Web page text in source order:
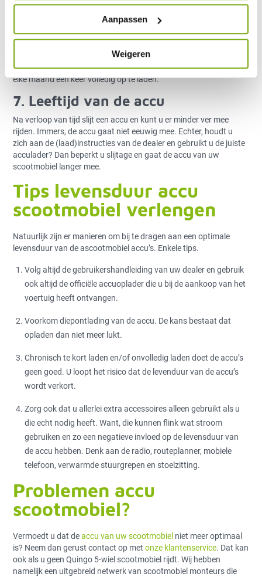
Aanpassen
Weigeren
lopen, is geen goed idee. Het kan zelfs funest zijn. De kans
bestaat namelijk dat de accu niet meer oplaadt en u genoodzaakt
bent een nieuwe accu te kopen! Rijdt u in een bepaalde periode
geen scootmobiel? Het advies is dan om de accu volledig te laden
en deze vervolgens los te koppelen. Daarnaast is het noodzakelijk
om – in de periode dat u de scootmobiel niet gebruikt – de accu
elke maand een keer volledig op te laden.
7. Leeftijd van de accu
Na verloop van tijd slijt een accu en kunt u er minder ver mee
rijden. Immers, de accu gaat niet eeuwig mee. Echter, houdt u
zich aan de (laad)instructies van de dealer en gebruikt u de juiste
acculader? Dan beperkt u slijtage en gaat de accu van uw
scootmobiel langer mee.
Tips levensduur accu
scootmobiel verlengen
Natuurlijk zijn er manieren om bij te dragen aan een optimale
levensduur van de ascootmobiel accu’s. Enkele tips.
Volg altijd de gebruikershandleiding van uw dealer en gebruik
ook altijd de officiële accuoplader die u bij de aankoop van het
voertuig heeft ontvangen.
Voorkom diepontlading van de accu. De kans bestaat dat
opladen dan niet meer lukt.
Chronisch te kort laden en/of onvolledig laden doet de accu’s
geen goed. U loopt het risico dat de levenduur van de accu’s
wordt verkort.
Zorg ook dat u allerlei extra accessoires alleen gebruikt als u
die echt nodig heeft. Want, die kunnen flink wat stroom
gebruiken en zo een negatieve invloed op de levensduur van
de accu hebben. Denk aan de radio, routeplanner, mobiele
telefoon, verwarmde stuurgrepen en stoelzitting.
Problemen accu
scootmobiel?
Vermoedt u dat deaccu van uw scootmobiel niet meer optimaal
is? Neem dan gerust contact op metonze klantenservice. Dat kan
ook als u geen Quingo 5-wiel scootmobiel rijdt. Wij hebben
namelijk een uitgebreid netwerk van scootmobiel monteurs die